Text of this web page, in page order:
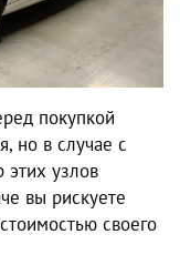
покупкой
но в случае с
узлов
вы рискуете
своего